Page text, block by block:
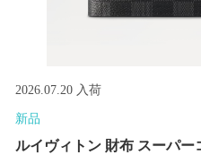
2026.07.20 入荷
新品
ルイヴィトン 財布 スーパー